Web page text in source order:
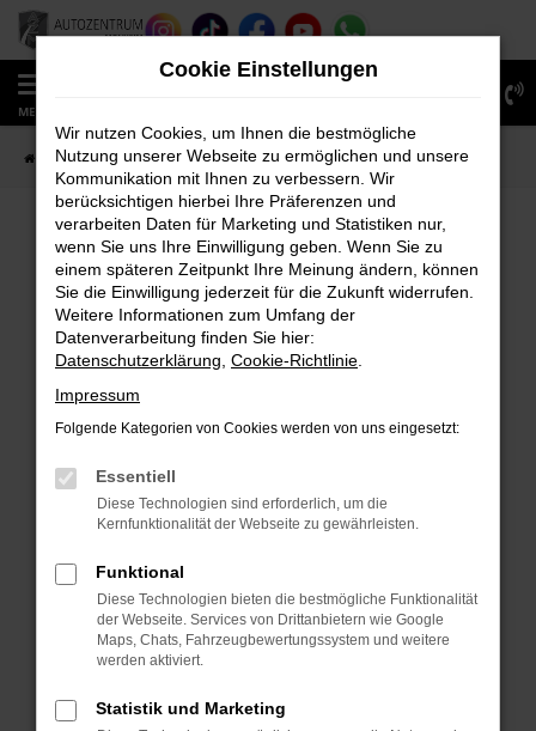
Zum
Hauptinhalt
springen
MENÜ
Startseite Fahrzeugverkauf Fahrzeug-Showroom
FEHLER: NETWORK ERROR
Beim Laden ist ein Fehler aufgetreten.
Hier sind ein paar Tipps, die dir helfen können:
Überprüfe deine Firewall und deine
Internetverbindung.
Laden andere Webseiten, zum Beispiel deine
Prüfe deine Browsererweiterungen.
Manche Erweiterungen, wie Werbeblocker,
verhindern. Funktioniert die Seite in einem
anderen Browser oder in einem privaten
Fenster?
Starte dein Gerät neu.
Probleme zu beheben.
Cookie Einstellungen
Wir nutzen Cookies, um Ihnen die bestmögliche
Nutzung unserer Webseite zu ermöglichen und unsere
Kommunikation mit Ihnen zu verbessern. Wir
berücksichtigen hierbei Ihre Präferenzen und
verarbeiten Daten für Marketing und Statistiken nur,
wenn Sie uns Ihre Einwilligung geben. Wenn Sie zu
einem späteren Zeitpunkt Ihre Meinung ändern, können
Sie die Einwilligung jederzeit für die Zukunft widerrufen.
Weitere Informationen zum Umfang der
Datenverarbeitung finden Sie hier:
Datenschutzerklärung Cookie-Richtlinie
Impressum
Folgende Kategorien von Cookies werden von uns eingesetzt:
Essentiell
Diese Technologien sind erforderlich, um die
Kernfunktionalität der Webseite zu gewährleisten.
Funktional
Diese Technologien bieten die bestmögliche Funktionalität
der Webseite. Services von Drittanbietern wie Google
Maps, Chats, Fahrzeugbewertungssystem und weitere
werden aktiviert.
Statistik und Marketing